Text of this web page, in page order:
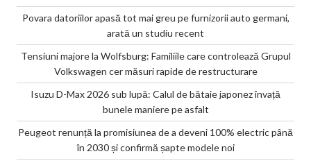
Povara datoriilor apasă tot mai greu pe furnizorii auto germani,
arată un studiu recent
Tensiuni majore la Wolfsburg: Familiile care controlează Grupul
Volkswagen cer măsuri rapide de restructurare
Isuzu D-Max 2026 sub lupă: Calul de bătaie japonez învață
bunele maniere pe asfalt
Peugeot renunță la promisiunea de a deveni 100% electric până
în 2030 și confirmă șapte modele noi